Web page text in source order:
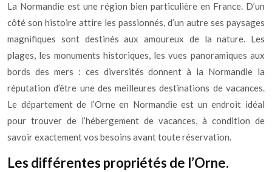
La Normandie est une région bien particulière en France. D’un
côté son histoire attire les passionnés, d’un autre ses paysages
magnifiques sont destinés aux amoureux de la nature. Les
plages, les monuments historiques, les vues panoramiques aux
bords des mers : ces diversités donnent à la Normandie la
réputation d’être une des meilleures destinations de vacances.
Le département de l’Orne en Normandie est un endroit idéal
pour trouver de l’hébergement de vacances, à condition de
savoir exactement vos besoins avant toute réservation.
Les différentes propriétés de l’Orne.